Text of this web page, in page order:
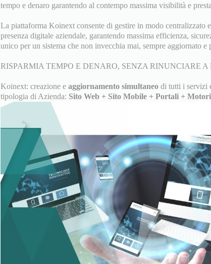
tempo e denaro garantendo al contempo massima visibilità e
La piattaforma Koinext consente di gestire in modo centralizzato
presenza digitale aziendale, garantendo massima efficienza,
unico per un sistema che non invecchia mai, sempre aggiornato e
RISPARMIA TEMPO E DENARO, SENZA RINUNCIARE A
Koinext: creazione e aggiornamento simultaneo di tutti i servizi
tipologia di Azienda: Sito Web + Sito Mobile + Portali +